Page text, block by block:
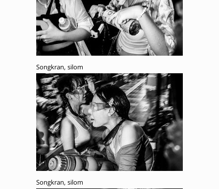
Songkran, silom
Songkran, silom